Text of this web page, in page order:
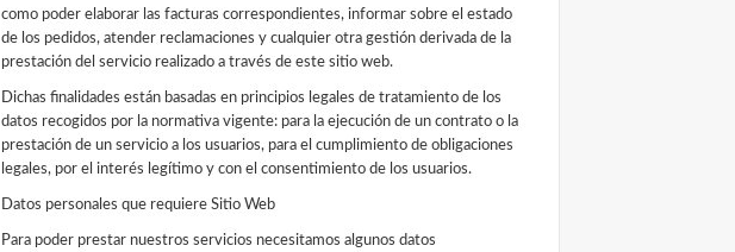
como poder elaborar las facturas correspondientes, informar sobre el estado
de los pedidos, atender reclamaciones y cualquier otra gestión derivada de la
prestación del servicio realizado a través de este sitio web.
Dichas finalidades están basadas en principios legales de tratamiento de los
datos recogidos por la normativa vigente: para la ejecución de un contrato o la
prestación de un servicio a los usuarios, para el cumplimiento de obligaciones
legales, por el interés legítimo y con el consentimiento de los usuarios.
Datos personales que requiere Sitio Web
Para poder prestar nuestros servicios necesitamos algunos datos